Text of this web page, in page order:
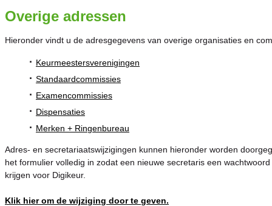
Overige adressen
Hieronder vindt u de adresgegevens van overige organisaties en
· Keurmeestersverenigingen
· Standaardcommissies
· Examencommissies
· Dispensaties
· Merken + Ringenbureau
Adres- en secretariaatswijzigingen kunnen hieronder worden
het formulier volledig in zodat een nieuwe secretaris een wachtwoord
krijgen voor Digikeur.
Klik hier om de wijziging door te geven.